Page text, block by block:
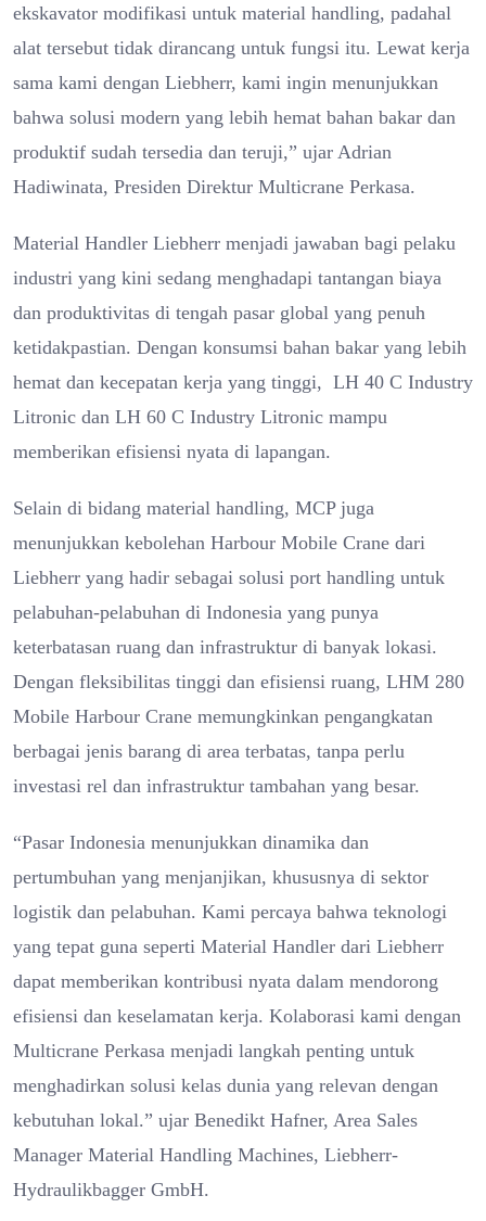
ekskavator modifikasi untuk material handling, padahal
alat tersebut tidak dirancang untuk fungsi itu. Lewat kerja
sama kami dengan Liebherr, kami ingin menunjukkan
bahwa solusi modern yang lebih hemat bahan bakar dan
produktif sudah tersedia dan teruji,” ujar Adrian
Hadiwinata, Presiden Direktur Multicrane Perkasa.
Material Handler Liebherr menjadi jawaban bagi pelaku
industri yang kini sedang menghadapi tantangan biaya
dan produktivitas di tengah pasar global yang penuh
ketidakpastian. Dengan konsumsi bahan bakar yang lebih
hemat dan kecepatan kerja yang tinggi, LH 40 C Industry
Litronic dan LH 60 C Industry Litronic mampu
memberikan efisiensi nyata di lapangan.
Selain di bidang material handling, MCP juga
menunjukkan kebolehan Harbour Mobile Crane dari
Liebherr yang hadir sebagai solusi port handling untuk
pelabuhan-pelabuhan di Indonesia yang punya
keterbatasan ruang dan infrastruktur di banyak lokasi.
Dengan fleksibilitas tinggi dan efisiensi ruang, LHM 280
Mobile Harbour Crane memungkinkan pengangkatan
berbagai jenis barang di area terbatas, tanpa perlu
investasi rel dan infrastruktur tambahan yang besar.
“Pasar Indonesia menunjukkan dinamika dan
pertumbuhan yang menjanjikan, khususnya di sektor
logistik dan pelabuhan. Kami percaya bahwa teknologi
yang tepat guna seperti Material Handler dari Liebherr
dapat memberikan kontribusi nyata dalam mendorong
efisiensi dan keselamatan kerja. Kolaborasi kami dengan
Multicrane Perkasa menjadi langkah penting untuk
menghadirkan solusi kelas dunia yang relevan dengan
kebutuhan lokal.” ujar Benedikt Hafner, Area Sales
Manager Material Handling Machines, Liebherr-
Hydraulikbagger GmbH.